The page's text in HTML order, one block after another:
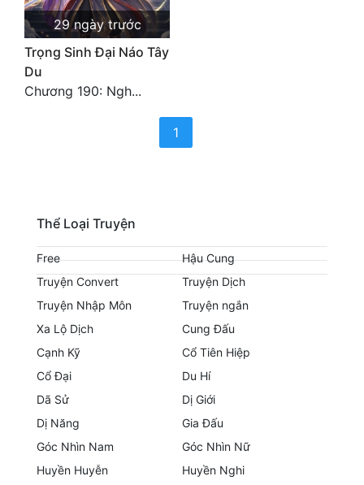
Dị Năng
Gia Đấu
Góc Nhìn Nam
Hệ Thống
Học Đường
Khoa Huyễn
Kiếm Hiệp
Kỳ Huyễn
29 ngày trước
Trọng Sinh Đại Náo Tây
Du
Chương 190: Ngh...
1
(current)
Thể Loại Truyện
Free
Hậu Cung
Truyện Convert
Truyện Dịch
Truyện Nhập Môn
Truyện ngắn
Xa Lộ Dịch
Cung Đấu
Cạnh Kỹ
Cổ Tiên Hiệp
Cổ Đại
Du Hí
Dã Sử
Dị Giới
Dị Năng
Gia Đấu
Góc Nhìn Nam
Góc Nhìn Nữ
Huyền Huyễn
Huyền Nghi